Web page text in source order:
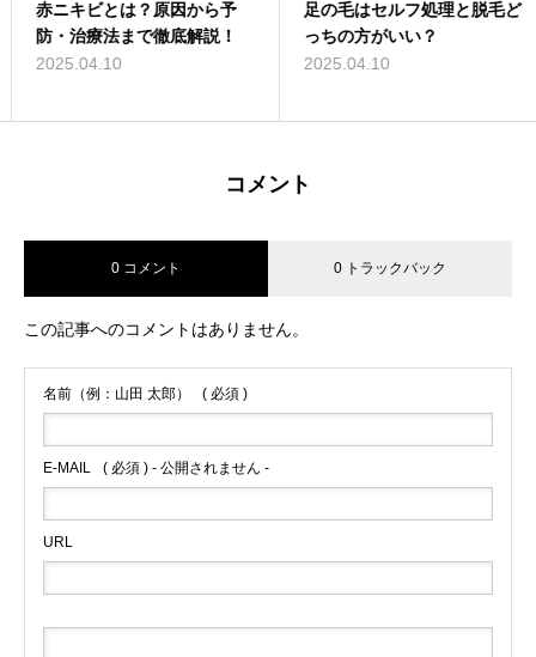
赤ニキビとは？原因から予
防・治療法まで徹底解説！
2025.04.10
足の毛はセルフ処理と脱毛ど
っちの方がいい？
2025.04.10
コメント
0 コメント 0 トラックバック
この記事へのコメントはありません。
名前（例：山田 太郎） ( 必須 )
E-MAIL ( 必須 ) - 公開されません -
URL